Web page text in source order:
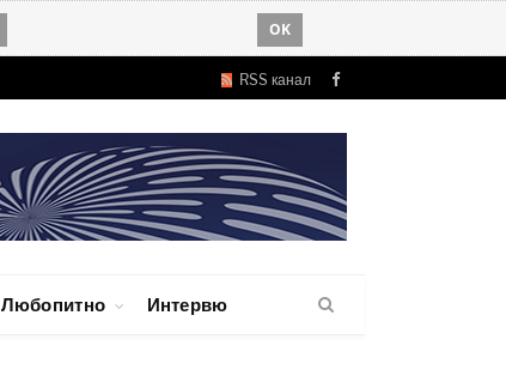
OK
RSS канал Facebook
Любопитно Интервю